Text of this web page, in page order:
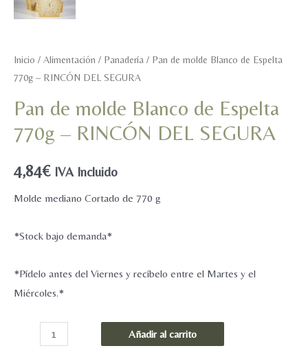
Inicio / Alimentación / Panadería / Pan de molde Blanco de Espelta
770g – RINCÓN DEL SEGURA
Pan de molde Blanco de Espelta
770g – RINCÓN DEL SEGURA
4,84€ IVA Incluido
Molde mediano Cortado de 770 g
*Stock bajo demanda*
*Pídelo antes del Viernes y recíbelo entre el Martes y el
Miércoles.*
Añadir al carrito